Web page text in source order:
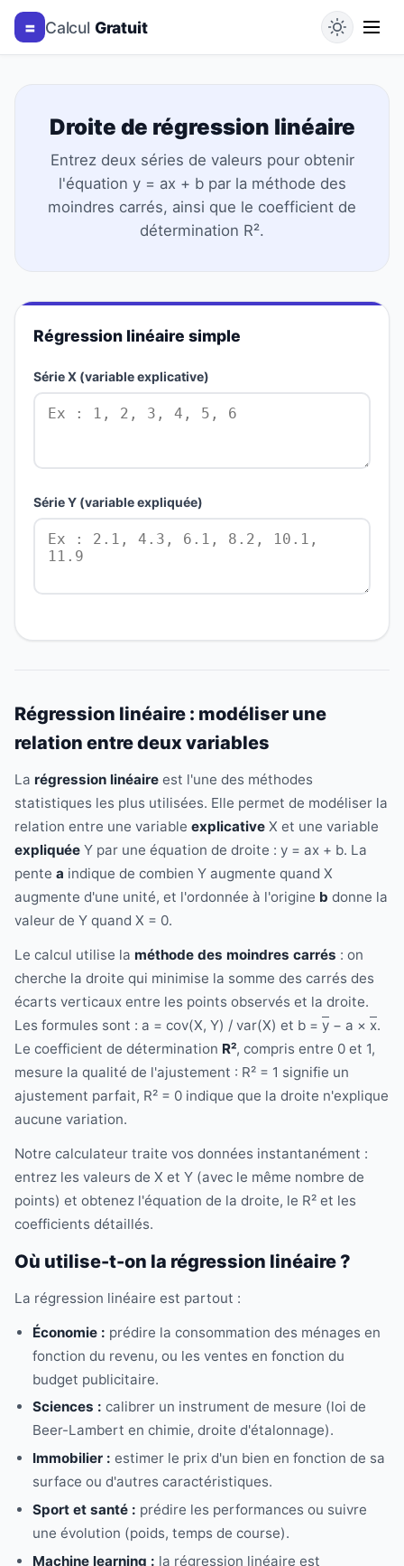
= Calcul Gratuit
Droite de régression linéaire
Entrez deux séries de valeurs pour obtenir
l'équation y = ax + b par la méthode des
moindres carrés, ainsi que le coefficient de
détermination R².
Régression linéaire simple
Série X (variable explicative)
Série Y (variable expliquée)
Régression linéaire : modéliser une
relation entre deux variables
La régression linéaire est l'une des méthodes
statistiques les plus utilisées. Elle permet de modéliser la
relation entre une variable explicative X et une variable
expliquée Y par une équation de droite : y = ax + b. La
pente a indique de combien Y augmente quand X
augmente d'une unité, et l'ordonnée à l'origine b donne la
valeur de Y quand X = 0.
Le calcul utilise la méthode des moindres carrés : on
cherche la droite qui minimise la somme des carrés des
écarts verticaux entre les points observés et la droite.
Les formules sont : a = cov(X, Y) / var(X) et b = y − a × x.
Le coefficient de détermination R², compris entre 0 et 1,
mesure la qualité de l'ajustement : R² = 1 signifie un
ajustement parfait, R² = 0 indique que la droite n'explique
aucune variation.
Notre calculateur traite vos données instantanément :
entrez les valeurs de X et Y (avec le même nombre de
points) et obtenez l'équation de la droite, le R² et les
coefficients détaillés.
Où utilise-t-on la régression linéaire ?
La régression linéaire est partout :
Économie : prédire la consommation des ménages en
fonction du revenu, ou les ventes en fonction du
budget publicitaire.
Sciences : calibrer un instrument de mesure (loi de
Beer-Lambert en chimie, droite d'étalonnage).
Immobilier : estimer le prix d'un bien en fonction de sa
surface ou d'autres caractéristiques.
Sport et santé : prédire les performances ou suivre
une évolution (poids, temps de course).
Machine learning : la régression linéaire est